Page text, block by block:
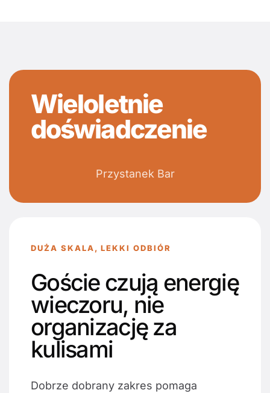
Wieloletnie
doświadczenie
Przystanek Bar
DUŻA SKALA, LEKKI ODBIÓR
Goście czują energię
wieczoru, nie
organizację za
kulisami
Dobrze dobrany zakres pomaga